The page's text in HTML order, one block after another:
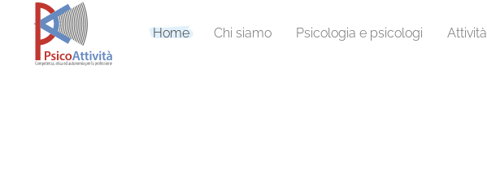
Home Chi siamo Psicologia e psicologi